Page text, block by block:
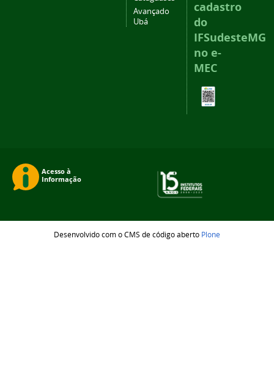
Avançado
Ubá
cadastro
do
IFSudesteMG
no e-
MEC
Desenvolvido com o CMS de código aberto Plone